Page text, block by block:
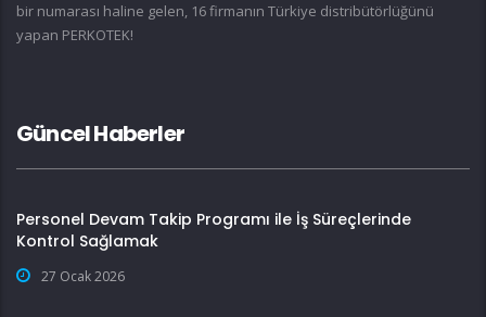
bir numarası haline gelen, 16 firmanın Türkiye distribütörlüğünü
yapan PERKOTEK!
Güncel Haberler
Personel Devam Takip Programı ile İş Süreçlerinde
Kontrol Sağlamak
27 Ocak 2026